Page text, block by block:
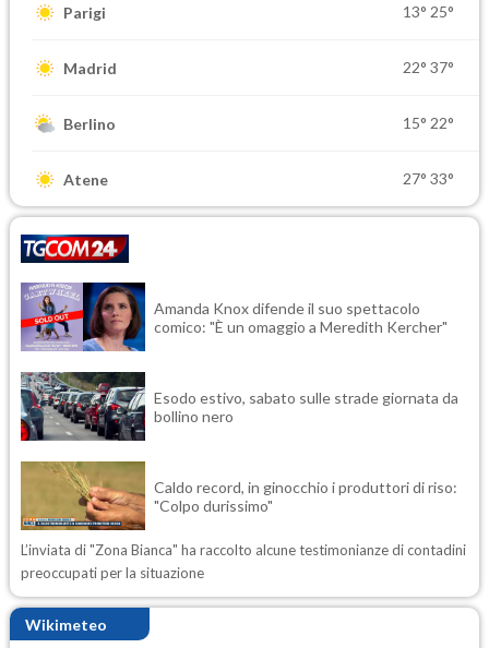
Parigi 13° 25°
Madrid 22° 37°
Berlino 15° 22°
Atene 27° 33°
Amanda Knox difende il suo spettacolo
comico: "È un omaggio a Meredith Kercher"
Esodo estivo, sabato sulle strade giornata da
bollino nero
Caldo record, in ginocchio i produttori di riso:
"Colpo durissimo"
L’inviata di "Zona Bianca" ha raccolto alcune testimonianze di contadini
preoccupati per la situazione
Wikimeteo